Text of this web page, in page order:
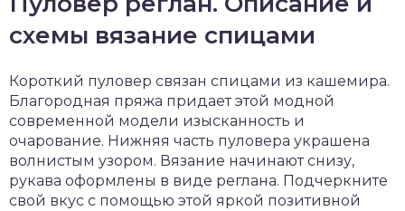
схемы вязание спицами
Короткий пуловер связан спицами из кашемира.
Благородная пряжа придает этой модной
современной модели изысканность и
очарование. Нижняя часть пуловера украшена
волнистым узором. Вязание начинают снизу,
рукава оформлены в виде реглана. Подчеркните
свой вкус с помощью этой яркой позитивной